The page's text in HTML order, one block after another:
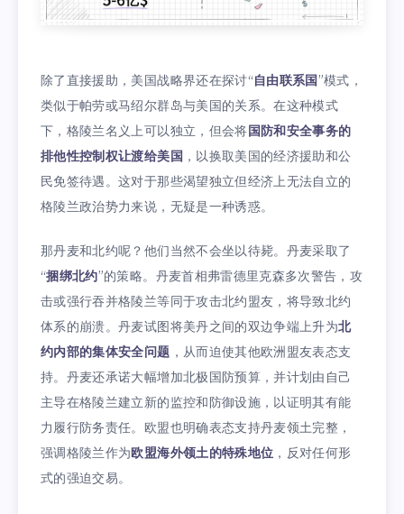
除了直接援助，美国战略界还在探讨“自由联系国”模式，
类似于帕劳或马绍尔群岛与美国的关系。在这种模式
下，格陵兰名义上可以独立，但会将国防和安全事务的
排他性控制权让渡给美国 ，以换取美国的经济援助和公
民免签待遇。这对于那些渴望独立但经济上无法自立的
格陵兰政治势力来说，无疑是一种诱惑。
那丹麦和北约呢？他们当然不会坐以待毙。丹麦采取了
“捆绑北约”的策略。丹麦首相弗雷德里克森多次警告，攻
击或强行吞并格陵兰等同于攻击北约盟友，将导致北约
体系的崩溃。丹麦试图将美丹之间的双边争端上升为北
约内部的集体安全问题 ，从而迫使其他欧洲盟友表态支
持。丹麦还承诺大幅增加北极国防预算，并计划由自己
主导在格陵兰建立新的监控和防御设施，以证明其有能
力履行防务责任。欧盟也明确表态支持丹麦领土完整，
强调格陵兰作为欧盟海外领土的特殊地位 ，反对任何形
式的强迫交易。